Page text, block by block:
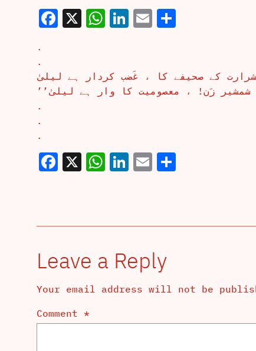
Facebook
X WhatsApp
LinkedIn
EmailShare
.
.
شرارت کے صحیفے کا ، غَضب کردار ہے لیلیٰ
شمشیر زَن! ، معصومیت کا وار ہے لیلیٰ
.
.
.
Facebook
X WhatsApp
LinkedIn
EmailShare
Leave a Reply
Your email address will not be
Comment *